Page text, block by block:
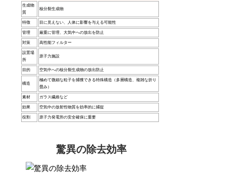
生成物
質
核分裂生成物
特徴 目に見えない、人体に影響を与える可能性
管理 厳重に管理、大気中への放出を防止
対策 高性能フィルター
設置場
所
原子力施設
目的 空気中への核分裂生成物の放出防止
構造
極めて微細な粒子を捕獲できる特殊構造（多層構造、複雑な折り
畳み）
素材 ガラス繊維など
効果 空気中の放射性物質を効率的に捕捉
役割 原子力発電所の安全確保に重要
驚異の除去効率